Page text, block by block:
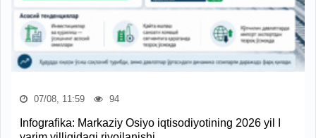
07/08, 11:59 94
Infografika: Markaziy Osiyo iqtisodiyotining 2026 yil I